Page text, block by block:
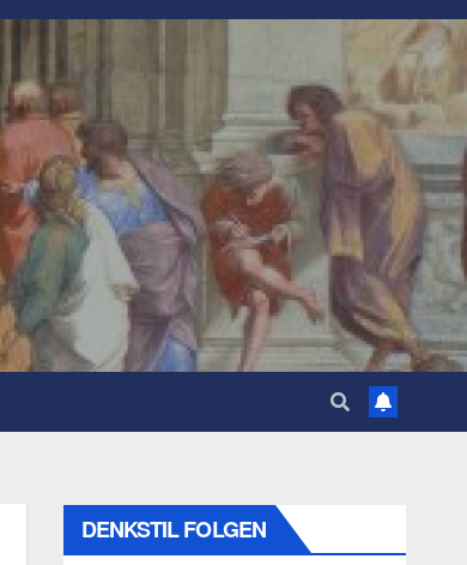
DENKSTIL FOLGEN